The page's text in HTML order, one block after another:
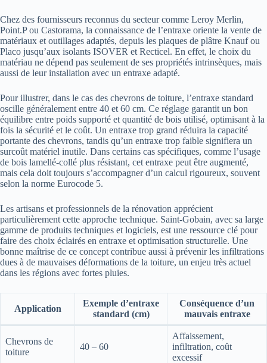
Chez des fournisseurs reconnus du secteur comme Leroy Merlin,
Point.P ou Castorama, la connaissance de l’entraxe oriente la vente de
matériaux et outillages adaptés, depuis les plaques de plâtre Knauf ou
Placo jusqu’aux isolants ISOVER et Recticel. En effet, le choix du
matériau ne dépend pas seulement de ses propriétés intrinsèques, mais
aussi de leur installation avec un entraxe adapté.
Pour illustrer, dans le cas des chevrons de toiture, l’entraxe standard
oscille généralement entre 40 et 60 cm. Ce réglage garantit un bon
équilibre entre poids supporté et quantité de bois utilisé, optimisant à la
fois la sécurité et le coût. Un entraxe trop grand réduira la capacité
portante des chevrons, tandis qu’un entraxe trop faible signifiera un
surcoût matériel inutile. Dans certains cas spécifiques, comme l’usage
de bois lamellé-collé plus résistant, cet entraxe peut être augmenté,
mais cela doit toujours s’accompagner d’un calcul rigoureux, souvent
selon la norme Eurocode 5.
Les artisans et professionnels de la rénovation apprécient
particulièrement cette approche technique. Saint-Gobain, avec sa large
gamme de produits techniques et logiciels, est une ressource clé pour
faire des choix éclairés en entraxe et optimisation structurelle. Une
bonne maîtrise de ce concept contribue aussi à prévenir les infiltrations
dues à de mauvaises déformations de la toiture, un enjeu très actuel
dans les régions avec fortes pluies.
Application
Exemple d’entraxe
standard (cm)
Conséquence d’un
mauvais entraxe
Chevrons de
toiture
40 – 60
Affaissement,
infiltration, coût
excessif